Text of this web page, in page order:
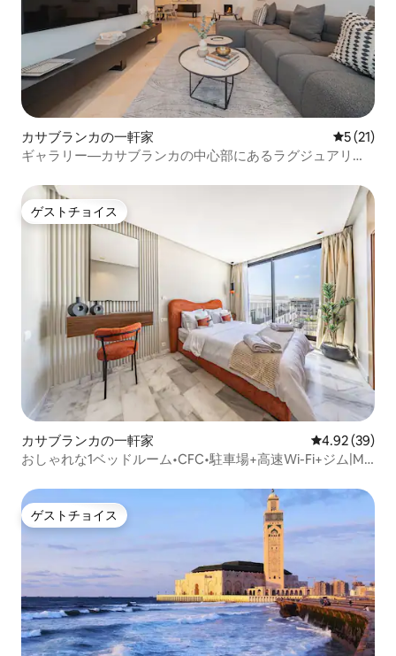
カサブランカの一軒家 レビュー
5 (21)
ギャラリー—カサブランカの中心部にあるラグジュアリー
ゲストチョイス
ゲストチョイス
カサブランカの一軒家 レビュー39
4.92 (39)
おしゃれな1ベッドルーム•CFC•駐車場+高速Wi-Fi+ジム|MS
ゲストチョイス
ゲストチョイス